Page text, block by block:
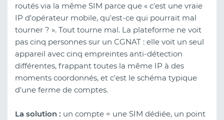
routés via la même SIM parce que « c'est une vraie
IP d'opérateur mobile, qu'est-ce qui pourrait mal
tourner ? ». Tout tourne mal. La plateforme ne voit
pas cinq personnes sur un CGNAT : elle voit un seul
appareil avec cinq empreintes anti-détection
différentes, frappant toutes la même IP à des
moments coordonnés, et c'est le schéma typique
d'une ferme de comptes.
La solution : un compte = une SIM dédiée, un point